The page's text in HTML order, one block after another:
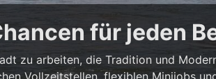
für jeden
zu arbeiten, die Tradition und